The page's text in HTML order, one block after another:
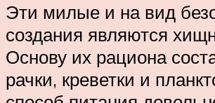
Эти милые и на вид
создания являются
Основу их рациона
рачки, креветки и